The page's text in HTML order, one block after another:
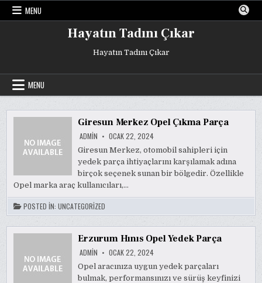
Skip
MENU
Hayatın Tadını Çıkar
Hayatın Tadını Çıkar
MENU
Giresun Merkez Opel Çıkma Parça
ADMIN OCAK 22, 2024
Giresun Merkez, otomobil sahipleri için
yedek parça ihtiyaçlarını karşılamak adına
birçok seçenek sunan bir bölgedir. Özellikle
Opel marka araç kullanıcıları,…
POSTED IN:UNCATEGORIZED
Erzurum Hınıs Opel Yedek Parça
ADMIN OCAK 22, 2024
Opel aracınıza uygun yedek parçaları
bulmak, performansınızı ve sürüş keyfinizi